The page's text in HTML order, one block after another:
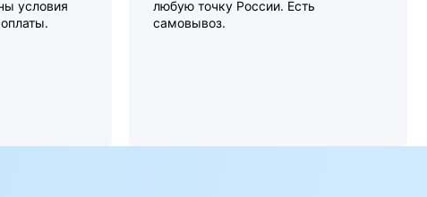
условия
любую точку России. Есть
самовывоз.